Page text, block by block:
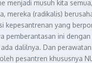
menjadi musuh kita
mereka (radikalis)
kepesantrenan yang
pemberantasan ini
dalilnya. Dan
pesantren khususnya